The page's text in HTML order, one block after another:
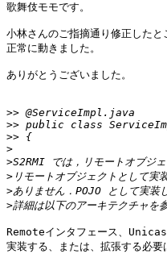
歌舞伎モモです。
小林さんのご指摘通り修正したと
正常に動きました。
ありがとうございました。
>>
>>
>>
>
>
>
>
>
Remoteインタフェース、
実装する、または、拡張する必要